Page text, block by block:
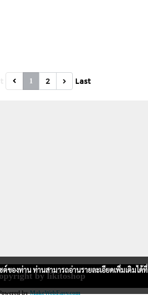
1 2 Last
by likitoshop
byMakeWebEasy.com
ของท่าน ท่านสามารถอ่านรายละเอียดเพิ่มเติมได้ที่